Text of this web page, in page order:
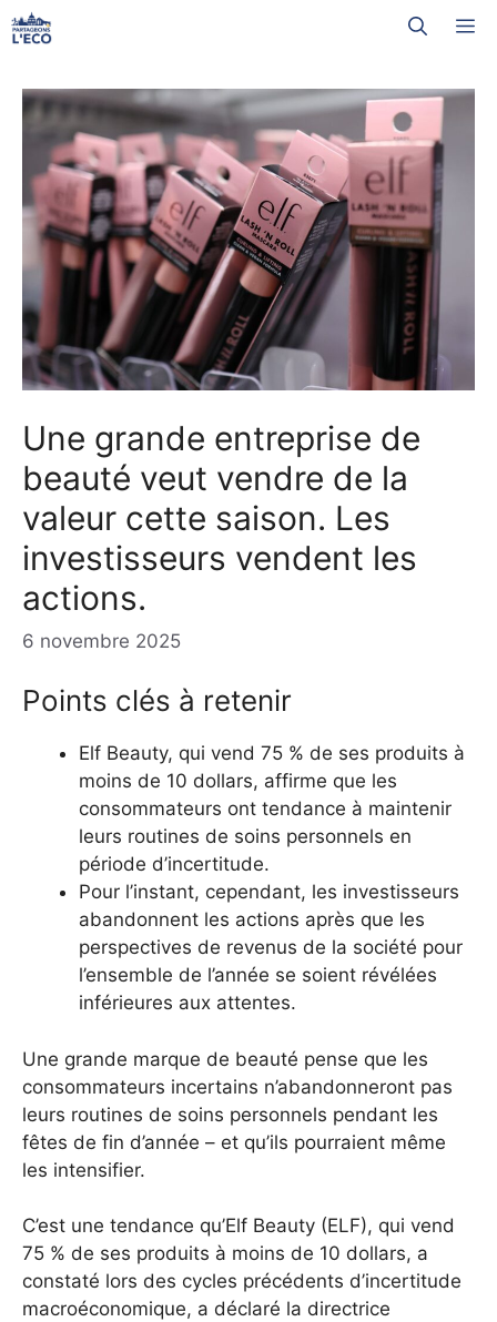
Aller
au
Une grande entreprise de
beauté veut vendre de la
valeur cette saison. Les
investisseurs vendent les
actions.
6 novembre 2025
Points clés à retenir
Elf Beauty, qui vend 75 % de ses produits à
moins de 10 dollars, affirme que les
consommateurs ont tendance à maintenir
leurs routines de soins personnels en
période d’incertitude.
Pour l’instant, cependant, les investisseurs
abandonnent les actions après que les
perspectives de revenus de la société pour
l’ensemble de l’année se soient révélées
inférieures aux attentes.
Une grande marque de beauté pense que les
consommateurs incertains n’abandonneront pas
leurs routines de soins personnels pendant les
fêtes de fin d’année – et qu’ils pourraient même
les intensifier.
C’est une tendance qu’Elf Beauty (ELF), qui vend
75 % de ses produits à moins de 10 dollars, a
constaté lors des cycles précédents d’incertitude
macroéconomique, a déclaré la directrice